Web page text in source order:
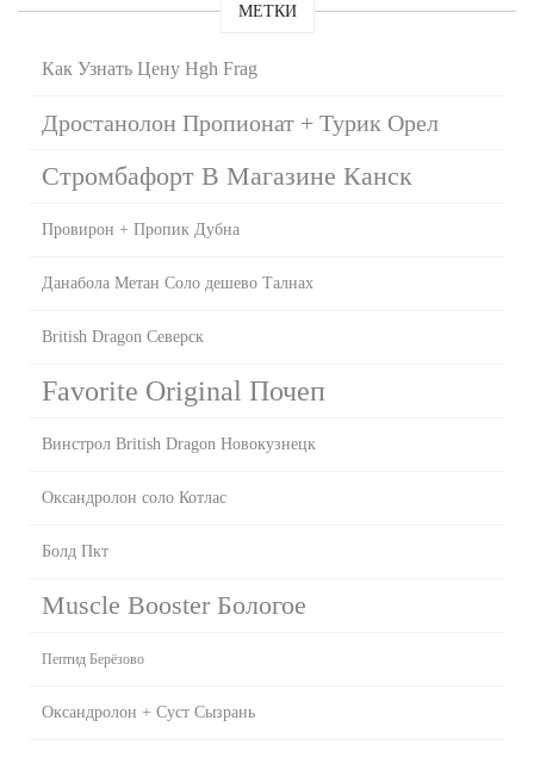
МЕТКИ
Как Узнать Цену Hgh Frag
Дростанолон Пропионат + Турик Орел
Стромбафорт В Магазине Канск
Провирон + Пропик Дубна
Данабола Метан Соло дешево Талнах
British Dragon Северск
Favorite Original Почеп
Винстрол British Dragon Новокузнецк
Оксандролон соло Котлас
Болд Пкт
Muscle Booster Бологое
Пептид Берёзово
Оксандролон + Суст Сызрань